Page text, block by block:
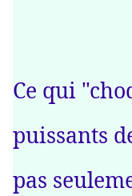
Ce qui
puissants
pas